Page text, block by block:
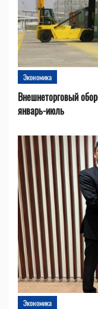
Экономика
Внешнеторговый
январь-июль
Экономика